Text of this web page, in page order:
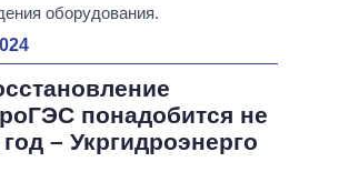
оборудования.
понадобится не
– Укргидроэнерго